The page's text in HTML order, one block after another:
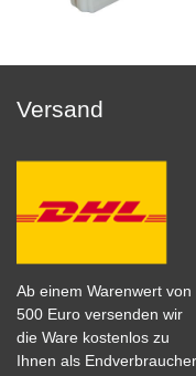
Versand
Ab einem Warenwert von
500 Euro versenden wir
die Ware kostenlos zu
Ihnen als